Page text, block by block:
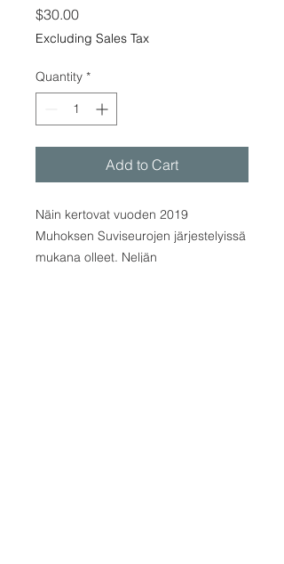
$30.00Price
Excluding Sales Tax
Quantity *
Add to Cart
Näin kertovat vuoden 2019
Muhoksen Suviseurojen järjestelyissä
mukana olleet. Neljän